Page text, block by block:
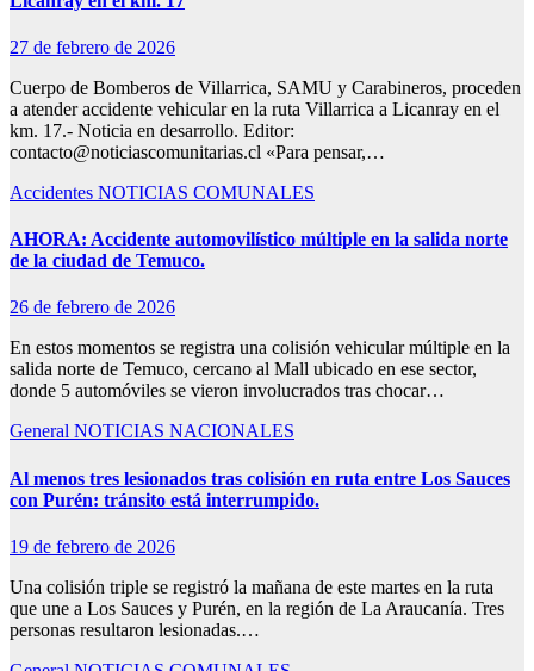
27 de febrero de 2026
Cuerpo de Bomberos de Villarrica, SAMU y Carabineros, proceden
a atender accidente vehicular en la ruta Villarrica a Licanray en el
km. 17.- Noticia en desarrollo. Editor:
contacto@noticiascomunitarias.cl «Para pensar,…
Accidentes NOTICIAS COMUNALES
AHORA: Accidente automovilístico múltiple en la salida norte
de la ciudad de Temuco.
26 de febrero de 2026
En estos momentos se registra una colisión vehicular múltiple en la
salida norte de Temuco, cercano al Mall ubicado en ese sector,
donde 5 automóviles se vieron involucrados tras chocar…
General NOTICIAS NACIONALES
Al menos tres lesionados tras colisión en ruta entre Los Sauces
con Purén: tránsito está interrumpido.
19 de febrero de 2026
Una colisión triple se registró la mañana de este martes en la ruta
que une a Los Sauces y Purén, en la región de La Araucanía. Tres
personas resultaron lesionadas.…